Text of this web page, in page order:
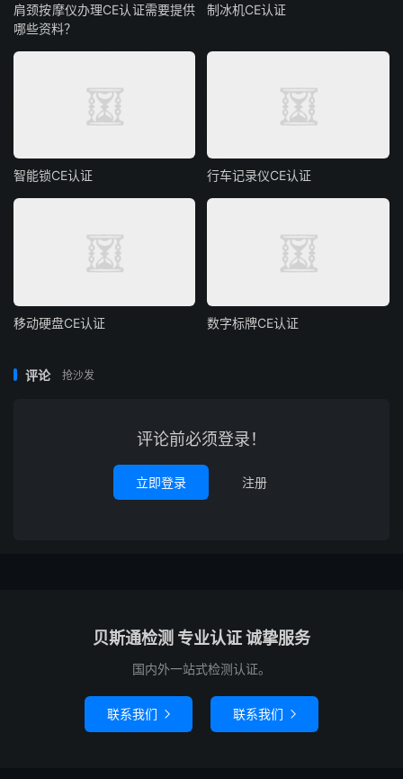
肩颈按摩仪办理CE认证需要提供
哪些资料？
制冰机CE认证
智能锁CE认证 行车记录仪CE认证
移动硬盘CE认证 数字标牌CE认证
评论 抢沙发
评论前必须登录！
立即登录 注册
贝斯通检测 专业认证 诚挚服务
国内外一站式检测认证。
联系我们  联系我们 